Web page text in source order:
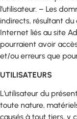
l’utilisateur. – Les
indirects, résultant du
Internet liés au site
pourraient avoir
et/ou erreurs que
UTILISATEURS
L’utilisateur du
toute nature,
causés à tout tiers, y